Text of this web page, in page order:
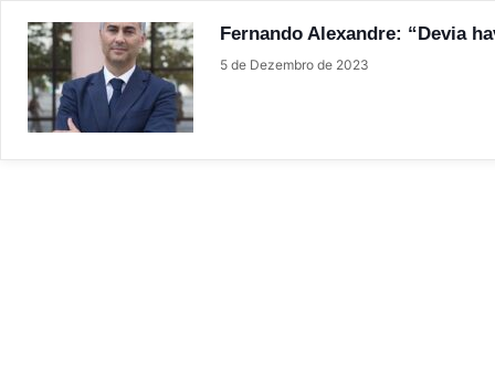
Fernando Alexandre: “Devia
5 de Dezembro de 2023